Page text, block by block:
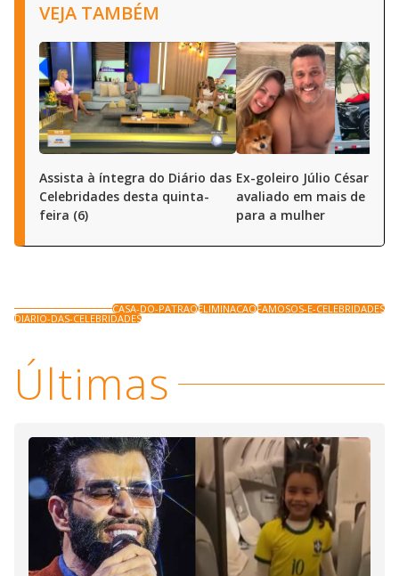
VEJA TAMBÉM
Assista à íntegra do Diário das
Celebridades desta quinta-
feira (6)
Ex-goleiro Júlio César dá
avaliado em mais de R$
para a mulher
CASA-DO-PATRAOELIMINACAOFAMOSOS-E-CELEBRIDADES
DIARIO-DAS-CELEBRIDADES
Últimas